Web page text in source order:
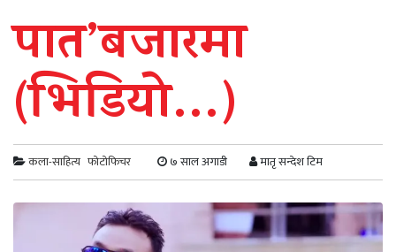
पात’बजारमा
(भिडियो…)
कला-साहित्य फोटोफिचर ७ साल अगाडी मातृ सन्देश टिम